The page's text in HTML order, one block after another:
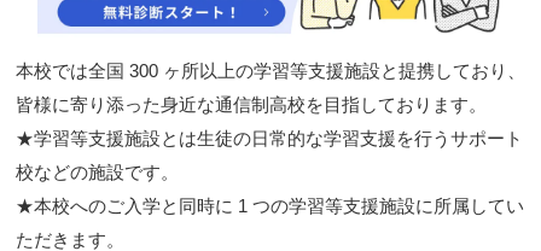
本校では全国 300 ヶ所以上の学習等支援施設と提携しており、
皆様に寄り添った身近な通信制高校を目指しております。
★学習等支援施設とは生徒の日常的な学習支援を行うサポート
校などの施設です。
★本校へのご入学と同時に 1 つの学習等支援施設に所属してい
ただきます。